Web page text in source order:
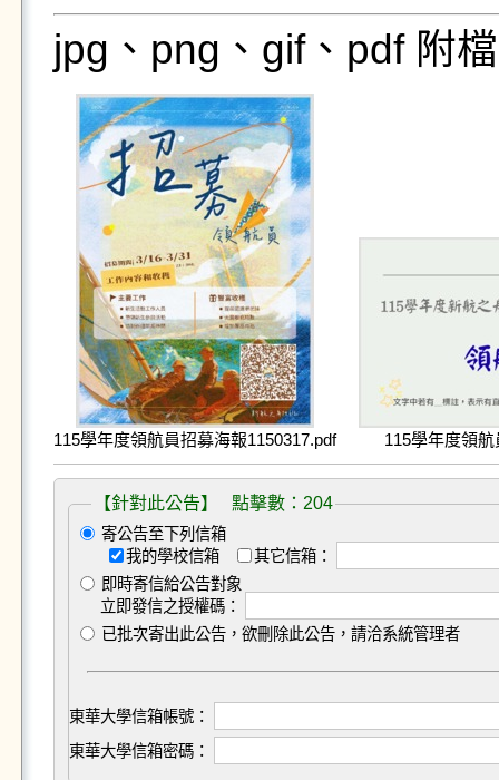
jpg、png、gif、pdf 附
115學年度領航員招募海報1150317.pdf 115學年度領
【針對此公告】 點擊數：204
寄公告至下列信箱
我的學校信箱
其它信箱：
即時寄信給公告對象
立即發信之授權碼：
已批次寄出此公告，欲刪除此公告，請洽系統管理者
東華大學信箱帳號：
東華大學信箱密碼：